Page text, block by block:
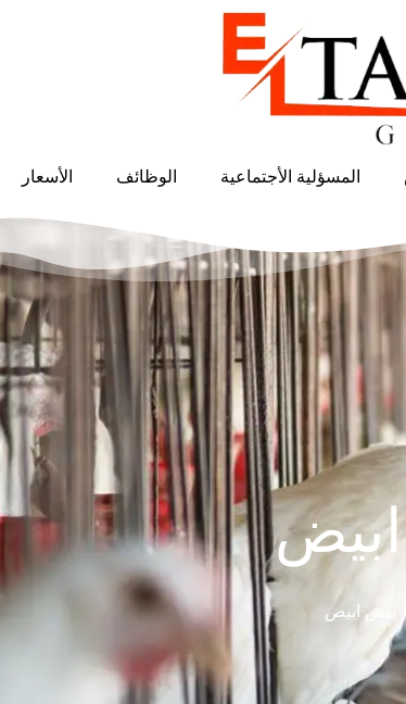
المسؤلية الأجتماعية الوظائف الأسعار
بيض ابيض